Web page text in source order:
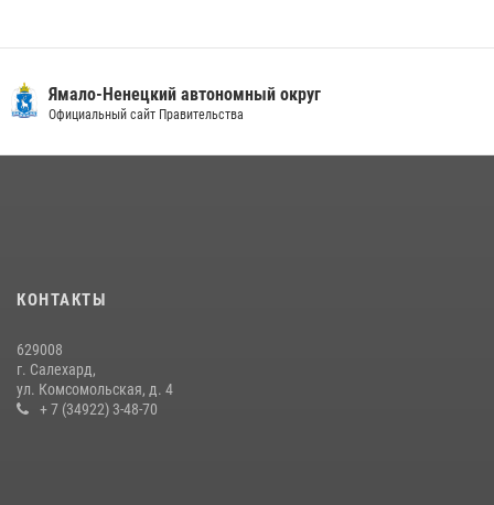
18 июля 2026, 09:36 3
«Росгвардия. Вехи истории»: войска правопорядка на охране
стратегических объектов поверженной Германии (видео)
20 июля 2026, 09:03
Ямало-Ненецкий автономный округ
Официальный сайт Правительства
КОНТАКТЫ
629008
г. Салехард,
ул. Комсомольская, д. 4
+ 7 (34922) 3-48-70